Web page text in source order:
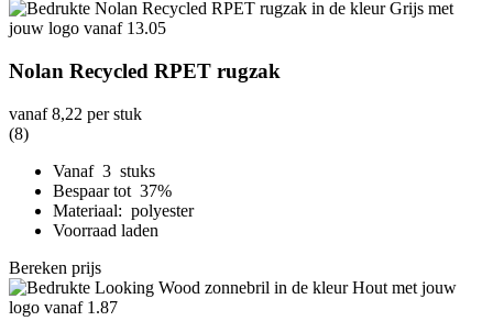
Nolan Recycled RPET rugzak
vanaf8,22 per stuk
(8)
Vanaf 3 stuks
Bespaar tot 37%
Materiaal: polyester
Voorraad laden
Bereken prijs